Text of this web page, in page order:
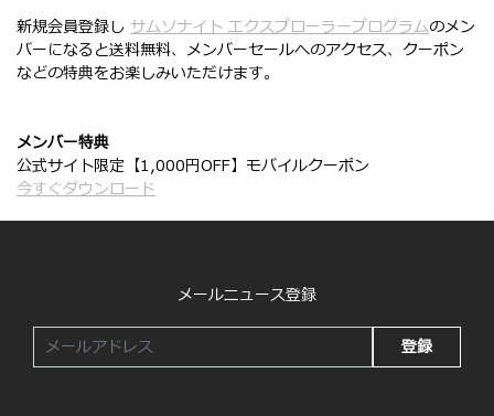
新規会員登録し サムソナイト エクスプローラープログラムのメン
バーになると送料無料、メンバーセールへのアクセス、クーポン
などの特典をお楽しみいただけます。
メンバー特典
公式サイト限定【1,000円OFF】モバイルクーポン
今すぐダウンロード
メールニュース登録
登録